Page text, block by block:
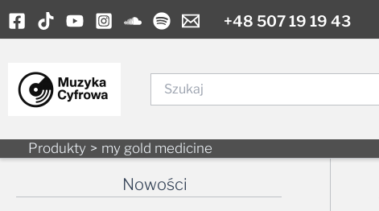
Skip
to
+48 507 19 19 43
Produkty my gold medicine
Nowości